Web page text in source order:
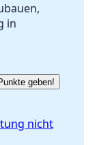
Kommentieren
in
geben!
nicht